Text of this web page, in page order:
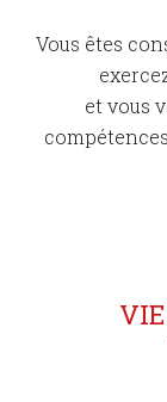
Vous êtes
et vous